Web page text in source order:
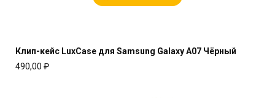
Клип-кейс LuxCase для Samsung Galaxy A07 Чёрный
490,00 ₽